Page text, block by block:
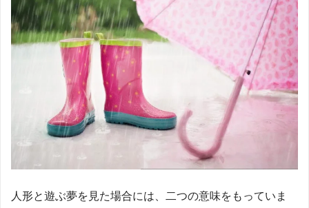
人形と遊ぶ夢を見た場合には、二つの意味をもっていま